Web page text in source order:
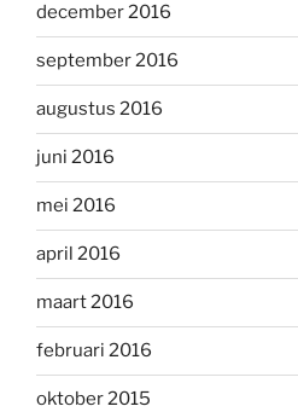
december 2016
september 2016
augustus 2016
juni 2016
mei 2016
april 2016
maart 2016
februari 2016
oktober 2015